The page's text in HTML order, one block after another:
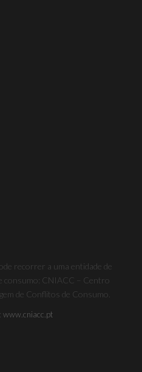
recorrer a uma entidade de
consumo: CNIACC – Centro
de Conflitos de Consumo.
www.cniacc.pt